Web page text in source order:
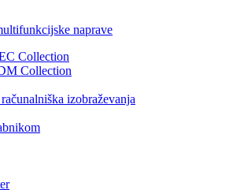
naprave
Collection
Collection
izobraževanja